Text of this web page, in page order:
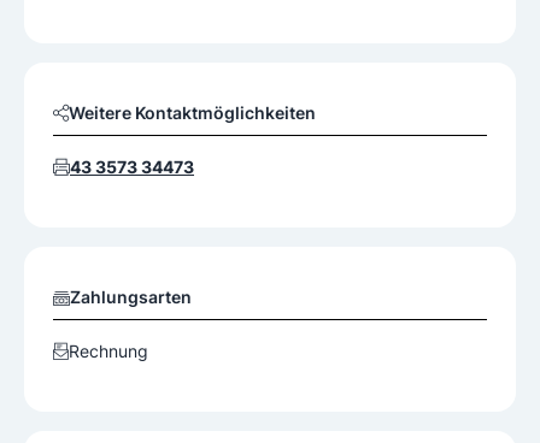
Weitere Kontaktmöglichkeiten
43 3573 34473
Zahlungsarten
Rechnung